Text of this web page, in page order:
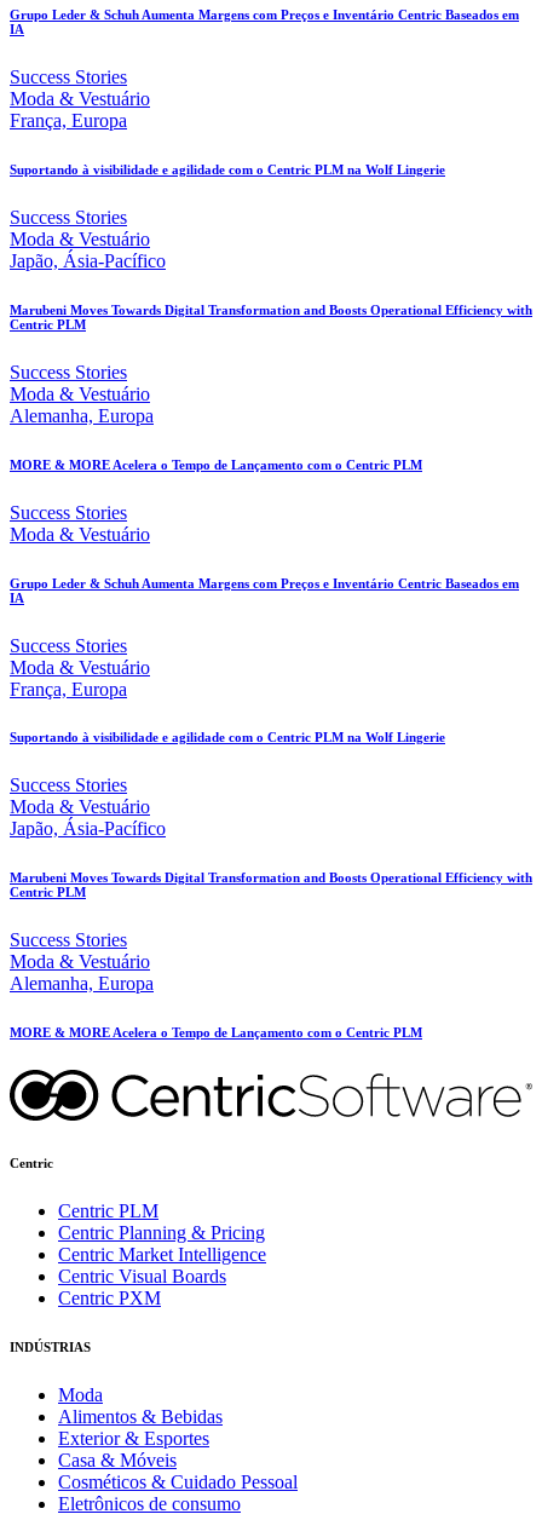
Grupo Leder & Schuh Aumenta Margens com Preços e Inventário Centric Baseados em
IA
Success Stories
Moda & Vestuário
França, Europa
Suportando à visibilidade e agilidade com o Centric PLM na Wolf Lingerie
Success Stories
Moda & Vestuário
Japão, Ásia-Pacífico
Marubeni Moves Towards Digital Transformation and Boosts Operational Efficiency with
Centric PLM
Success Stories
Moda & Vestuário
Alemanha, Europa
MORE & MORE Acelera o Tempo de Lançamento com o Centric PLM
Success Stories
Moda & Vestuário
Grupo Leder & Schuh Aumenta Margens com Preços e Inventário Centric Baseados em
IA
Success Stories
Moda & Vestuário
França, Europa
Suportando à visibilidade e agilidade com o Centric PLM na Wolf Lingerie
Success Stories
Moda & Vestuário
Japão, Ásia-Pacífico
Marubeni Moves Towards Digital Transformation and Boosts Operational Efficiency with
Centric PLM
Success Stories
Moda & Vestuário
Alemanha, Europa
MORE & MORE Acelera o Tempo de Lançamento com o Centric PLM
Centric
Centric PLM
Centric Planning & Pricing
Centric Market Intelligence
Centric Visual Boards
Centric PXM
INDÚSTRIAS
Moda
Alimentos & Bebidas
Exterior & Esportes
Casa & Móveis
Cosméticos & Cuidado Pessoal
Eletrônicos de consumo